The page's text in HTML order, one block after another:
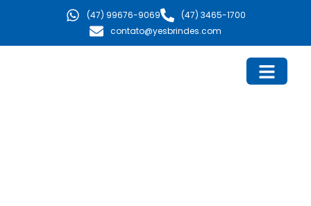
(47) 99676-9069
(47) 3465-1700
contato@yesbrindes.com